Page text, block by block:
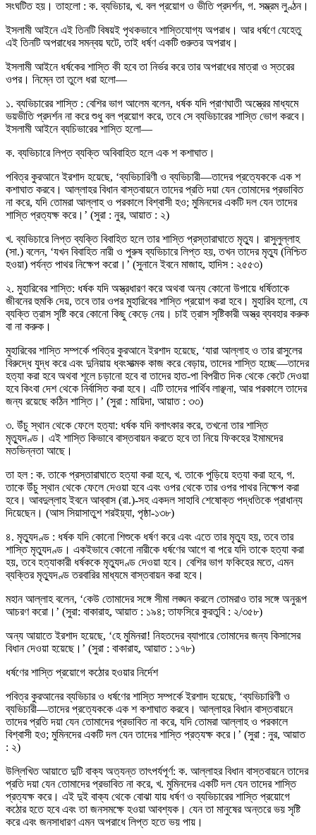
সংঘটিত হয়। তাহলো : ক. ব্যভিচার, খ. বল প্রয়োগ ও ভীতি প্রদর্শন, গ. সম্ভ্রম লুণ্ঠন।
ইসলামী আইনে এই তিনটি বিষয়ই পৃথকভাবে শাস্তিযোগ্য অপরাধ। আর ধর্ষণে যেহেতু
এই তিনটি অপরাধের সমন্বয় ঘটে, তাই ধর্ষণ একটি গুরুতর অপরাধ।
ইসলামী আইনে ধর্ষকের শাস্তি কী হবে তা নির্ভর করে তার অপরাধের মাত্রা ও স্তরের
ওপর। নিম্নে তা তুলে ধরা হলো—
১. ব্যভিচারের শাস্তি : বেশির ভাগ আলেম বলেন, ধর্ষক যদি প্রাণঘাতী অস্ত্রের মাধ্যমে
ভয়ভীতি প্রদর্শন না করে শুধু বল প্রয়োগ করে, তবে সে ব্যভিচারের শাস্তি ভোগ করবে।
ইসলামী আইনে ব্যচিভারের শাস্তি হলো—
ক. ব্যভিচারে লিপ্ত ব্যক্তি অবিবাহিত হলে এক শ কশাঘাত।
পবিত্র কুরআনে ইরশাদ হয়েছে, ‘ব্যভিচারিণী ও ব্যভিচারী—তাদের প্রত্যেককে এক শ
কশাঘাত করবে। আল্লাহর বিধান বাস্তবায়নে তাদের প্রতি দয়া যেন তোমাদের প্রভাবিত
না করে, যদি তোমরা আল্লাহ ও পরকালে বিশ্বাসী হও; মুমিনদের একটি দল যেন তাদের
শাস্তি প্রত্যক্ষ করে।’ (সুরা : নুর, আয়াত : ২)
খ. ব্যভিচারে লিপ্ত ব্যক্তি বিবাহিত হলে তার শাস্তি প্রস্তারাঘাতে মৃত্যু। রাসুলুল্লাহ
(সা.) বলেন, ‘যখন বিবাহিত নারী ও পুরুষ ব্যভিচারে লিপ্ত হয়, তখন তাদের মৃত্যু (নিশ্চিত
হওয়া) পর্যন্ত পাথর নিক্ষেপ করো।’ (সুনানে ইবনে মাজাহ, হাদিস : ২৫৫৩)
২. মুহারিবের শাস্তি: ধর্ষক যদি অস্ত্রধারণ করে অথবা অন্য কোনো উপায়ে ধর্ষিতাকে
জীবনের হুমকি দেয়, তবে তার ওপর মুহারিবের শাস্তি প্রয়োগ করা হবে। মুহারিব হলো, যে
ব্যক্তি ত্রাস সৃষ্টি করে কোনো কিছু কেড়ে নেয়। চাই ত্রাস সৃষ্টিকারী অস্ত্র ব্যবহার করুক
বা না করুক।
মুহারিবের শাস্তি সম্পর্কে পবিত্র কুরআনে ইরশাদ হয়েছে, ‘যারা আল্লাহ ও তার রাসুলের
বিরুদ্ধে যুদ্ধ করে এবং দুনিয়ায় ধ্বংসাত্মক কাজ করে বেড়ায়, তাদের শাস্তি হচ্ছে—তাদের
হত্যা করা হবে অথবা শূলে চড়ানো হবে বা তাদের হাত-পা বিপরীত দিক থেকে কেটে দেওয়া
হবে কিংবা দেশ থেকে নির্বাসিত করা হবে। এটি তাদের পার্থিব লাঞ্ছনা, আর পরকালে তাদের
জন্য রয়েছে কঠিন শাস্তি।’ (সুরা : মায়িদা, আয়াত : ৩৩)
৩. উঁচু স্থান থেকে ফেলে হত্যা: ধর্ষক যদি বলাৎকার করে, তখনো তার শাস্তি
মৃত্যুদণ্ড। এই শাস্তি কিভাবে বাস্তবায়ন করতে হবে তা নিয়ে ফিকহের ইমামদের
মতভিন্নতা আছে।
তা হল : ক. তাকে প্রস্তারাঘাতে হত্যা করা হবে, খ. তাকে পুড়িয়ে হত্যা করা হবে, গ.
তাকে উঁচু স্থান থেকে ফেলে দেওয়া হবে এবং ওপর থেকে তার ওপর পাথর নিক্ষেপ করা
হবে। আবদুল্লাহ ইবনে আব্বাস (রা.)-সহ একদল সাহাবি শেষোক্ত পদ্ধতিকে প্রাধান্য
দিয়েছেন। (আস সিয়াসাতুশ শরইয়্যা, পৃষ্ঠা-১৩৮)
৪. মৃত্যুদণ্ড : ধর্ষক যদি কোনো শিশুকে ধর্ষণ করে এবং এতে তার মৃত্যু হয়, তবে তার
শাস্তি মৃত্যুদণ্ড। একইভাবে কোনো নারীকে ধর্ষণের আগে বা পরে যদি তাকে হত্যা করা
হয়, তবে হত্যাকারী ধর্ষককে মৃত্যুদণ্ড দেওয়া হবে। বেশির ভাগ ফকিহের মতে, এমন
ব্যক্তির মৃত্যুদণ্ড তরবারির মাধ্যমে বাস্তবায়ন করা হবে।
মহান আল্লাহ বলেন, ‘কেউ তোমাদের সঙ্গে সীমা লঙ্ঘন করলে তোমরাও তার সঙ্গে অনুরূপ
আচরণ করো।’ (সুরা: বাকারাহ, আয়াত : ১৯৪; তাফসিরে কুরতুবি : ২/৩৫৮)
অন্য আয়াতে ইরশাদ হয়েছে, ‘হে মুমিনরা! নিহতদের ব্যাপারে তোমাদের জন্য কিসাসের
বিধান দেওয়া হয়েছে।’ (সুরা : বাকারাহ, আয়াত : ১৭৮)
ধর্ষণের শাস্তি প্রয়োগে কঠোর হওয়ার নির্দেশ
পবিত্র কুরআনের ব্যভিচার ও ধর্ষণের শাস্তি সম্পর্কে ইরশাদ হয়েছে, ‘ব্যভিচারিণী ও
ব্যভিচারী—তাদের প্রত্যেককে এক শ কশাঘাত করবে। আল্লাহর বিধান বাস্তবায়নে
তাদের প্রতি দয়া যেন তোমাদের প্রভাবিত না করে, যদি তোমরা আল্লাহ ও পরকালে
বিশ্বাসী হও; মুমিনদের একটি দল যেন তাদের শাস্তি প্রত্যক্ষ করে।’ (সুরা : নুর, আয়াত
: ২)
উল্লিখিত আয়াতে দুটি বাক্য অত্যন্ত তাৎপর্যপূর্ণ: ক. আল্লাহর বিধান বাস্তবায়নে তাদের
প্রতি দয়া যেন তোমাদের প্রভাবিত না করে, খ. মুমিনদের একটি দল যেন তাদের শাস্তি
প্রত্যক্ষ করে। এই দুই বাক্য থেকে বোঝা যায় ধর্ষণ ও ব্যভিচারের শাস্তি প্রয়োগে
কঠোর হতে হবে এবং তা জনসমক্ষে হওয়া আবশ্যক। যেন তা মানুষের অন্তরে ভয় সৃষ্টি
করে এবং জনসাধারণ এমন অপরাধে লিপ্ত হতে ভয় পায়।